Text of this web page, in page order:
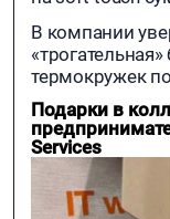
В компании
термокружек
Подарки в
Services